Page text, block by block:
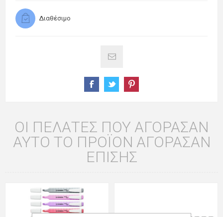
Διαθέσιμο
ΟΙ ΠΕΛΆΤΕΣ ΠΟΥ ΑΓΌΡΑΣΑΝ
ΑΥΤΌ ΤΟ ΠΡΟΪΌΝ ΑΓΌΡΑΣΑΝ
ΕΠΊΣΗΣ